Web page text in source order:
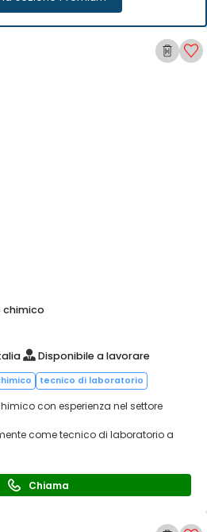
chimico
Disponibile a lavorare
tecnico di laboratorio
con esperienza nel settore
come tecnico di laboratorio a
Chiama